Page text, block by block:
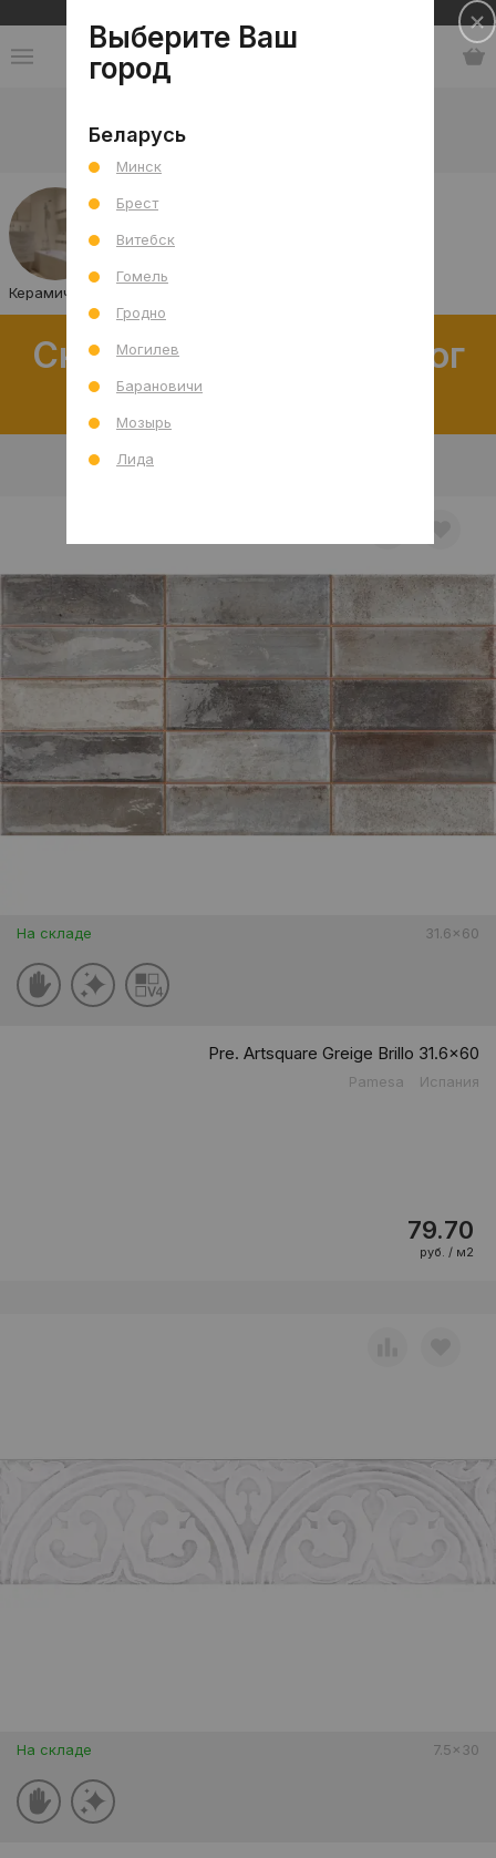
Плитка на стену в ванную
Керамическая плитка
Скачать полный каталог
распродаж
В интерьере
На складе 31.6x60
Pre. Artsquare Greige Brillo 31.6x60
Pamesa Испания
79.70
руб. / м2
На складе 7.5x30
Выберите Ваш
город
Беларусь
Минск
Брест
Витебск
Гомель
Гродно
Могилев
Барановичи
Мозырь
Лида